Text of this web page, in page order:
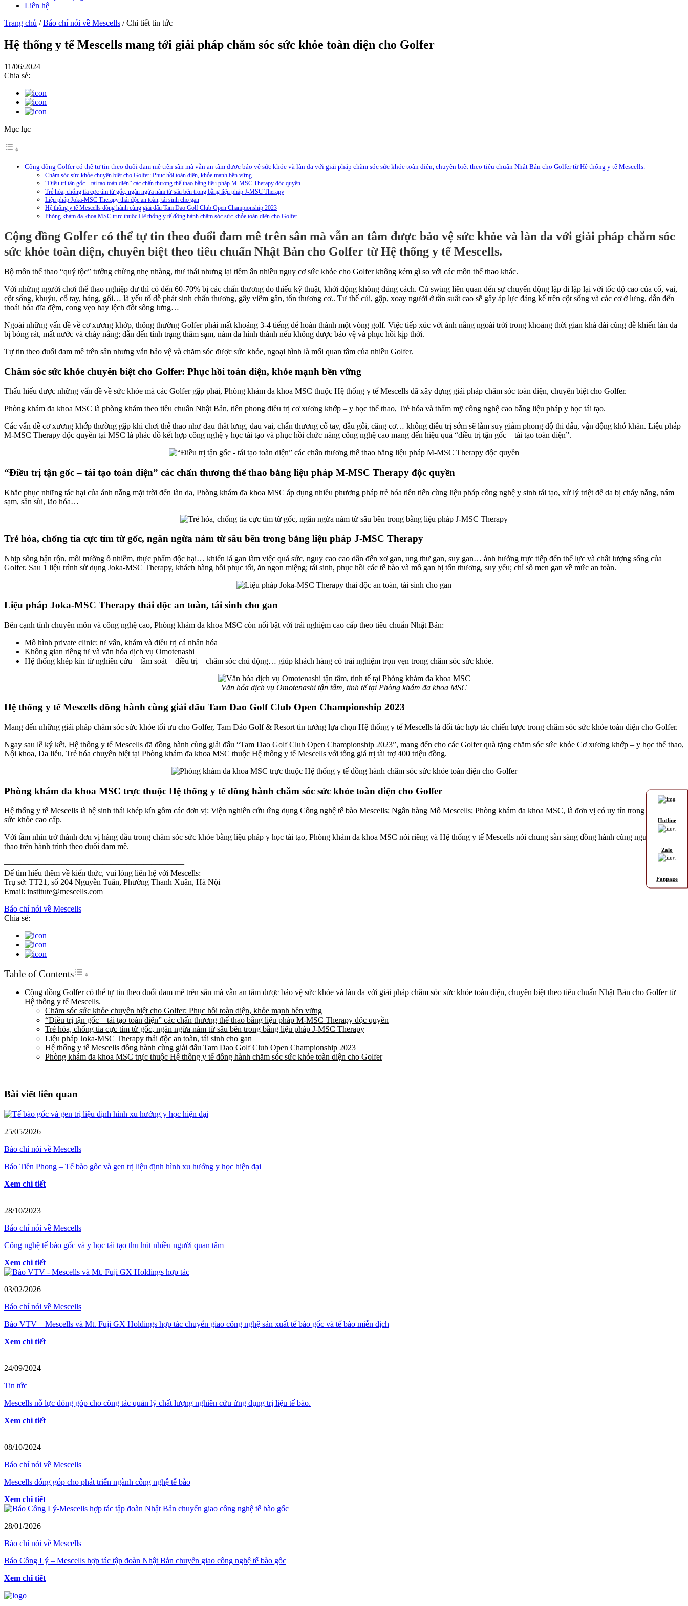
Liên hệ
Trang chủ /Báo chí nói về Mescells /Chi tiết tin tức
Hệ thống y tế Mescells mang tới giải pháp chăm sóc sức khỏe toàn diện cho Golfer
11/06/2024
Chia sẻ:
Mục lục
Cộng đồng Golfer có thể tự tin theo đuổi đam mê trên sân mà vẫn an tâm được bảo vệ sức khỏe và làn da với giải pháp chăm sóc sức khỏe toàn diện, chuyên biệt theo tiêu chuẩn Nhật Bản cho Golfer từ Hệ thống y tế Mescells.
Chăm sóc sức khỏe chuyên biệt cho Golfer: Phục hồi toàn diện, khỏe mạnh bền vững
“Điều trị tận gốc – tái tạo toàn diện” các chấn thương thể thao bằng liệu pháp M-MSC Therapy độc quyền
Trẻ hóa, chống tia cực tím từ gốc, ngăn ngừa nám từ sâu bên trong bằng liệu pháp J-MSC Therapy
Liệu pháp Joka-MSC Therapy thải độc an toàn, tái sinh cho gan
Hệ thống y tế Mescells đồng hành cùng giải đấu Tam Dao Golf Club Open Championship 2023
Phòng khám đa khoa MSC trực thuộc Hệ thống y tế đồng hành chăm sóc sức khỏe toàn diện cho Golfer
Cộng đồng Golfer có thể tự tin theo đuổi đam mê trên sân mà vẫn an tâm được bảo vệ sức khỏe và làn da với giải pháp chăm sóc
sức khỏe toàn diện, chuyên biệt theo tiêu chuẩn Nhật Bản cho Golfer từ Hệ thống y tế Mescells.
Bộ môn thể thao “quý tộc” tưởng chừng nhẹ nhàng, thư thái nhưng lại tiềm ẩn nhiều nguy cơ sức khỏe cho Golfer không kém gì so với các môn thể thao khác.
Với những người chơi thể thao nghiệp dư thì có đến 60-70% bị các chấn thương do thiếu kỹ thuật, khởi động không đúng cách. Cú swing liên quan đến sự chuyển động lặp đi lặp lại với tốc độ cao của cổ, vai,
cột sống, khuỷu, cổ tay, háng, gối… là yếu tố dễ phát sinh chấn thương, gây viêm gân, tổn thương cơ.. Tư thế cúi, gập, xoay người ở tần suất cao sẽ gây áp lực đáng kể trên cột sống và các cơ ở lưng, dẫn đến
thoái hóa đĩa đệm, cong vẹo hay lệch đốt sống lưng…
Ngoài những vấn đề về cơ xương khớp, thông thường Golfer phải mất khoảng 3-4 tiếng để hoàn thành một vòng golf. Việc tiếp xúc với ánh nắng ngoài trời trong khoảng thời gian khá dài cũng dễ khiến làn da
bị bỏng rát, mất nước và cháy nắng; dẫn đến tình trạng thâm sạm, nám da hình thành nếu không được bảo vệ và phục hồi kịp thời.
Tự tin theo đuổi đam mê trên sân nhưng vẫn bảo vệ và chăm sóc được sức khỏe, ngoại hình là mối quan tâm của nhiều Golfer.
Chăm sóc sức khỏe chuyên biệt cho Golfer: Phục hồi toàn diện, khỏe mạnh bền vững
Thấu hiểu được những vấn đề về sức khỏe mà các Golfer gặp phải, Phòng khám đa khoa MSC thuộc Hệ thống y tế Mescells đã xây dựng giải pháp chăm sóc toàn diện, chuyên biệt cho Golfer.
Phòng khám đa khoa MSC là phòng khám theo tiêu chuẩn Nhật Bản, tiên phong điều trị cơ xương khớp – y học thể thao, Trẻ hóa và thẩm mỹ công nghệ cao bằng liệu pháp y học tái tạo.
Các vấn đề cơ xương khớp thường gặp khi chơi thể thao như đau thắt lưng, đau vai, chấn thương cổ tay, đầu gối, căng cơ… không điều trị sớm sẽ làm suy giảm phong độ thi đấu, vận động khó khăn. Liệu pháp
M-MSC Therapy độc quyền tại MSC là phác đồ kết hợp công nghệ y học tái tạo và phục hồi chức năng công nghệ cao mang đến hiệu quả “điều trị tận gốc – tái tạo toàn diện”.
“Điều trị tận gốc – tái tạo toàn diện” các chấn thương thể thao bằng liệu pháp M-MSC Therapy độc quyền
Khắc phục những tác hại của ánh nắng mặt trời đến làn da, Phòng khám đa khoa MSC áp dụng nhiều phương pháp trẻ hóa tiên tiến cùng liệu pháp công nghệ y sinh tái tạo, xử lý triệt để da bị cháy nắng, nám
sạm, sần sùi, lão hóa…
Trẻ hóa, chống tia cực tím từ gốc, ngăn ngừa nám từ sâu bên trong bằng liệu pháp J-MSC Therapy
Nhịp sống bận rộn, môi trường ô nhiễm, thực phẩm độc hại… khiến lá gan làm việc quá sức, nguy cao cao dẫn đến xơ gan, ung thư gan, suy gan… ảnh hưởng trực tiếp đến thể lực và chất lượng sống của
Golfer. Sau 1 liệu trình sử dụng Joka-MSC Therapy, khách hàng hồi phục tốt, ăn ngon miệng; tái sinh, phục hồi các tế bào và mô gan bị tổn thương, suy yếu; chỉ số men gan về mức an toàn.
Liệu pháp Joka-MSC Therapy thải độc an toàn, tái sinh cho gan
Bên cạnh tính chuyên môn và công nghệ cao, Phòng khám đa khoa MSC còn nổi bật với trải nghiệm cao cấp theo tiêu chuẩn Nhật Bản:
Mô hình private clinic: tư vấn, khám và điều trị cá nhân hóa
Không gian riêng tư và văn hóa dịch vụ Omotenashi
Hệ thống khép kín từ nghiên cứu – tầm soát – điều trị – chăm sóc chủ động… giúp khách hàng có trải nghiệm trọn vẹn trong chăm sóc sức khỏe.
Văn hóa dịch vụ Omotenashi tận tâm, tinh tế tại Phòng khám đa khoa MSC
Hệ thống y tế Mescells đồng hành cùng giải đấu Tam Dao Golf Club Open Championship 2023
Mang đến những giải pháp chăm sóc sức khỏe tối ưu cho Golfer, Tam Đảo Golf & Resort tin tưởng lựa chọn Hệ thống y tế Mescells là đối tác hợp tác chiến lược trong chăm sóc sức khỏe toàn diện cho Golfer.
Ngay sau lễ ký kết, Hệ thống y tế Mescells đã đồng hành cùng giải đấu “Tam Dao Golf Club Open Championship 2023”, mang đến cho các Golfer quà tặng chăm sóc sức khỏe Cơ xương khớp – y học thể thao,
Nội khoa, Da liễu, Trẻ hóa chuyên biệt tại Phòng khám đa khoa MSC thuộc Hệ thống y tế Mescells với tổng giá trị tài trợ 400 triệu đồng.
Phòng khám đa khoa MSC trực thuộc Hệ thống y tế đồng hành chăm sóc sức khỏe toàn diện cho Golfer
Hệ thống y tế Mescells là hệ sinh thái khép kín gồm các đơn vị: Viện nghiên cứu ứng dụng Công nghệ tế bào Mescells; Ngân hàng Mô Mescells; Phòng khám đa khoa MSC, là đơn vị có uy tín trong chăm sóc
sức khỏe cao cấp.
Với tầm nhìn trở thành đơn vị hàng đầu trong chăm sóc sức khỏe bằng liệu pháp y học tái tạo, Phòng khám đa khoa MSC nói riêng và Hệ thống y tế Mescells nói chung sẵn sàng đồng hành cùng người chơi thể
thao trên hành trình theo đuổi đam mê.
——————————————————————
Để tìm hiểu thêm về kiến thức, vui lòng liên hệ với Mescells:
Trụ sở: TT21, số 204 Nguyễn Tuân, Phường Thanh Xuân, Hà Nội
Email: institute@mescells.com
Báo chí nói về Mescells
Chia sẻ:
Table of ContentsToggle Table of Content
Cộng đồng Golfer có thể tự tin theo đuổi đam mê trên sân mà vẫn an tâm được bảo vệ sức khỏe và làn da với giải pháp chăm sóc sức khỏe toàn diện, chuyên biệt theo tiêu chuẩn Nhật Bản cho Golfer từ
Hệ thống y tế Mescells.
Chăm sóc sức khỏe chuyên biệt cho Golfer: Phục hồi toàn diện, khỏe mạnh bền vững
“Điều trị tận gốc – tái tạo toàn diện” các chấn thương thể thao bằng liệu pháp M-MSC Therapy độc quyền
Trẻ hóa, chống tia cực tím từ gốc, ngăn ngừa nám từ sâu bên trong bằng liệu pháp J-MSC Therapy
Liệu pháp Joka-MSC Therapy thải độc an toàn, tái sinh cho gan
Hệ thống y tế Mescells đồng hành cùng giải đấu Tam Dao Golf Club Open Championship 2023
Phòng khám đa khoa MSC trực thuộc Hệ thống y tế đồng hành chăm sóc sức khỏe toàn diện cho Golfer
Bài viết liên quan
25/05/2026
Báo chí nói về Mescells
Báo Tiền Phong – Tế bào gốc và gen trị liệu định hình xu hướng y học hiện đại
Xem chi tiết
28/10/2023
Báo chí nói về Mescells
Công nghệ tế bào gốc và y học tái tạo thu hút nhiều người quan tâm
Xem chi tiết
03/02/2026
Báo chí nói về Mescells
Báo VTV – Mescells và Mt. Fuji GX Holdings hợp tác chuyển giao công nghệ sản xuất tế bào gốc và tế bào miễn dịch
Xem chi tiết
24/09/2024
Tin tức
Mescells nỗ lực đóng góp cho công tác quản lý chất lượng nghiên cứu ứng dụng trị liệu tế bào.
Xem chi tiết
08/10/2024
Báo chí nói về Mescells
Mescells đóng góp cho phát triển ngành công nghệ tế bào
Xem chi tiết
28/01/2026
Báo chí nói về Mescells
Báo Công Lý – Mescells hợp tác tập đoàn Nhật Bản chuyển giao công nghệ tế bào gốc
Xem chi tiết
Hotline
Zalo
Fanpage